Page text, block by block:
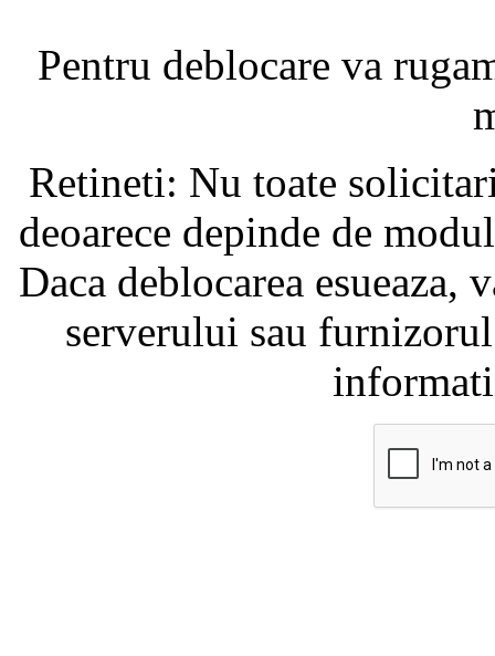
Pentru deblocare va
Retineti: Nu toate
deoarece depinde de
Daca deblocarea
serverului sau